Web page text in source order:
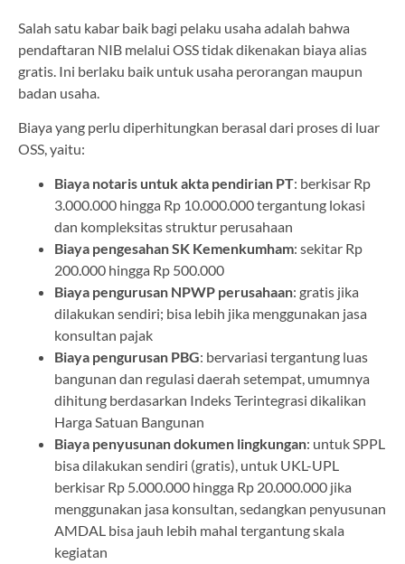
Salah satu kabar baik bagi pelaku usaha adalah bahwa
pendaftaran NIB melalui OSS tidak dikenakan biaya alias
gratis. Ini berlaku baik untuk usaha perorangan maupun
badan usaha.
Biaya yang perlu diperhitungkan berasal dari proses di luar
OSS, yaitu:
Biaya notaris untuk akta pendirian PT: berkisar Rp
3.000.000 hingga Rp 10.000.000 tergantung lokasi
dan kompleksitas struktur perusahaan
Biaya pengesahan SK Kemenkumham: sekitar Rp
200.000 hingga Rp 500.000
Biaya pengurusan NPWP perusahaan: gratis jika
dilakukan sendiri; bisa lebih jika menggunakan jasa
konsultan pajak
Biaya pengurusan PBG: bervariasi tergantung luas
bangunan dan regulasi daerah setempat, umumnya
dihitung berdasarkan Indeks Terintegrasi dikalikan
Harga Satuan Bangunan
Biaya penyusunan dokumen lingkungan: untuk SPPL
bisa dilakukan sendiri (gratis), untuk UKL-UPL
berkisar Rp 5.000.000 hingga Rp 20.000.000 jika
menggunakan jasa konsultan, sedangkan penyusunan
AMDAL bisa jauh lebih mahal tergantung skala
kegiatan